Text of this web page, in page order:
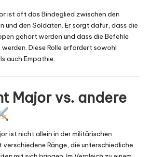
ist oft das Bindeglied zwischen den
und den Soldaten. Er sorgt dafür, dass die
gehört werden und dass die Befehle
werden. Diese Rolle erfordert sowohl
auch Empathie.
Major vs. andere
ist nicht allein in der militärischen
verschiedene Ränge, die unterschiedliche